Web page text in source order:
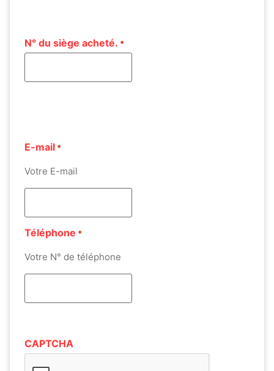
N° du siège acheté. *
E-mail *
Votre E-mail
Téléphone *
Votre N° de téléphone
CAPTCHA